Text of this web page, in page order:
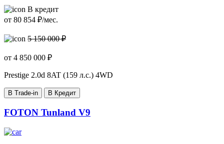
В кредит
от 80 854 ₽/мес.
5 150 000 ₽
от 4 850 000 ₽
Prestige 2.0d 8AT (159 л.с.) 4WD
В Trade-in В Кредит
FOTON Tunland V9